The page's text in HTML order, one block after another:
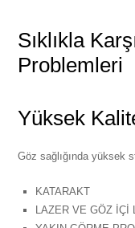
Sıklıkla
Problemleri
Yüksek
Göz sağlığında yüksek
KATARAKT
LAZER VE GÖZ İÇİ